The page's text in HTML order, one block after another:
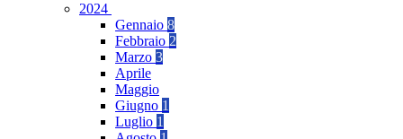
2024
Gennaio 8
Febbraio 2
Marzo 3
Aprile
Maggio
Giugno 1
Luglio 1